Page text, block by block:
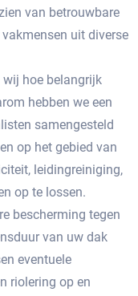
van betrouwbare
uit diverse
hoe belangrijk
hebben we een
samengesteld
op het gebied van
leidingreiniging,
op te lossen.
bescherming tegen
van uw dak
eventuele
riolering op en